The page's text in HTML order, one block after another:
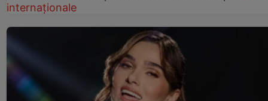
internaționale